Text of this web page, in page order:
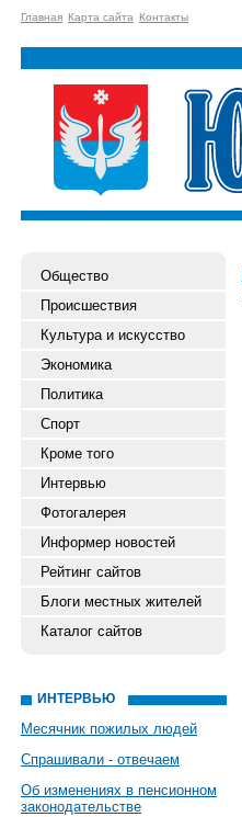
Главная Карта сайта Контакты
Общество
Происшествия
Культура и искусство
Экономика
Политика
Спорт
Кроме того
Интервью
Фотогалерея
Информер новостей
Рейтинг сайтов
Блоги местных жителей
Каталог сайтов
ИНТЕРВЬЮ
Месячник пожилых людей
Спрашивали - отвечаем
Об изменениях в пенсионном
законодательстве